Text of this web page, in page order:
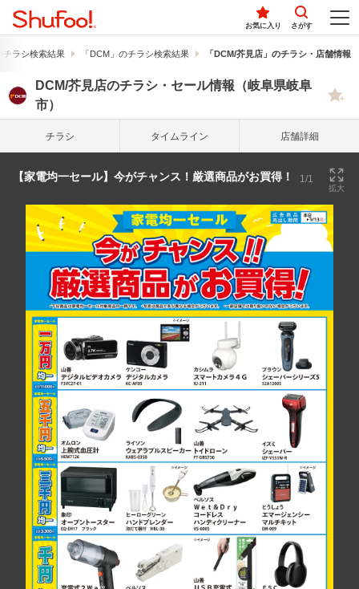
お気に入り さがす
チラシ検索結果 「DCM」のチラシ検索結果 「DCM/芥見店」のチラシ・店舗情報
DCM/芥見店のチラシ・セール情報（岐阜県岐阜
市）
チラシ タイム ライン 店舗詳細
【家電均一セール】今がチャンス！厳選商品がお買得！ 1/1
拡大